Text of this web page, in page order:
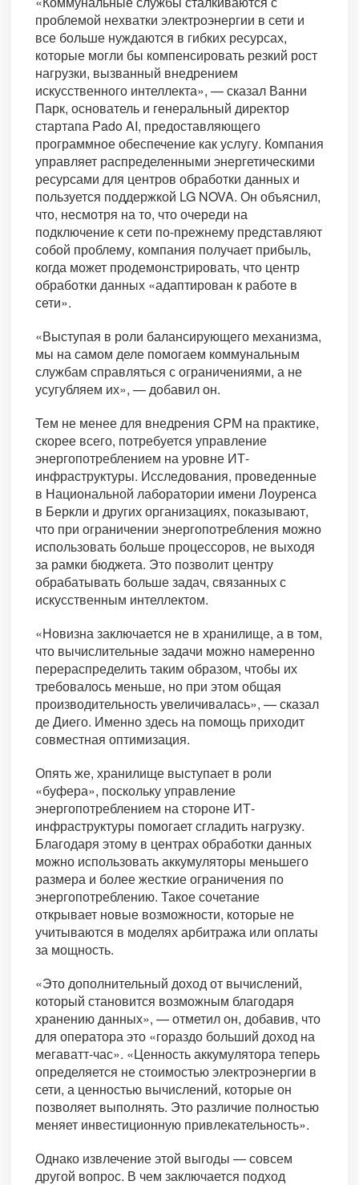
проблемой нехватки электроэнергии в сети и
все больше нуждаются в гибких ресурсах,
которые могли бы компенсировать резкий рост
нагрузки, вызванный внедрением
искусственного интеллекта», — сказал Ванни
Парк, основатель и генеральный директор
стартапа Pado AI, предоставляющего
программное обеспечение как услугу. Компания
управляет распределенными энергетическими
ресурсами для центров обработки данных и
пользуется поддержкой LG NOVA. Он объяснил,
что, несмотря на то, что очереди на
подключение к сети по-прежнему представляют
собой проблему, компания получает прибыль,
когда может продемонстрировать, что центр
обработки данных «адаптирован к работе в
сети».
«Выступая в роли балансирующего механизма,
мы на самом деле помогаем коммунальным
службам справляться с ограничениями, а не
усугубляем их», — добавил он.
Тем не менее для внедрения CPM на практике,
скорее всего, потребуется управление
энергопотреблением на уровне ИТ-
инфраструктуры. Исследования, проведенные
в Национальной лаборатории имени Лоуренса
в Беркли и других организациях, показывают,
что при ограничении энергопотребления можно
использовать больше процессоров, не выходя
за рамки бюджета. Это позволит центру
обрабатывать больше задач, связанных с
искусственным интеллектом.
«Новизна заключается не в хранилище, а в том,
что вычислительные задачи можно намеренно
перераспределить таким образом, чтобы их
требовалось меньше, но при этом общая
производительность увеличивалась», — сказал
де Диего. Именно здесь на помощь приходит
совместная оптимизация.
Опять же, хранилище выступает в роли
«буфера», поскольку управление
энергопотреблением на стороне ИТ-
инфраструктуры помогает сгладить нагрузку.
Благодаря этому в центрах обработки данных
можно использовать аккумуляторы меньшего
размера и более жесткие ограничения по
энергопотреблению. Такое сочетание
открывает новые возможности, которые не
учитываются в моделях арбитража или оплаты
за мощность.
«Это дополнительный доход от вычислений,
который становится возможным благодаря
хранению данных», — отметил он, добавив, что
для оператора это «гораздо больший доход на
мегаватт-час». «Ценность аккумулятора теперь
определяется не стоимостью электроэнергии в
сети, а ценностью вычислений, которые он
позволяет выполнять. Это различие полностью
меняет инвестиционную привлекательность».
Однако извлечение этой выгоды — совсем
другой вопрос. В чем заключается подход